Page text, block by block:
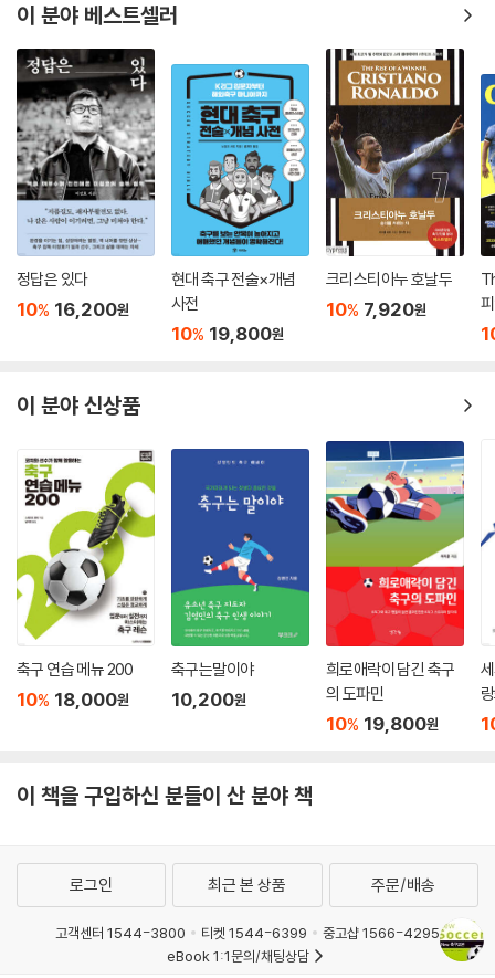
이 분야 베스트셀러
정답은 있다
10% 16,200원
현대 축구 전술×개념
사전
10% 19,800원
크리스티아누 호날두
10% 7,920원
이 분야 신상품
축구 연습 메뉴 200
10% 18,000원
축구는말이야
10,200원
희로애락이 담긴 축구
의 도파민
10% 19,800원
이 책을 구입하신 분들이 산 분야 책
로그인 최근 본 상품 주문/배송
고객센터 1544-3800 티켓 1544-6399
중고샵 1566-4295
eBook 1:1문의/채팅상담